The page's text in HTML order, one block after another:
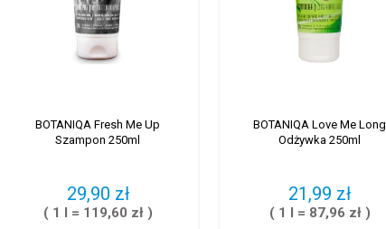
BOTANIQA Fresh Me Up
Szampon 250ml
29,90 zł
( 1 l = 119,60 zł )
BOTANIQA Love Me Long
Odżywka 250ml
21,99 zł
( 1 l = 87,96 zł )